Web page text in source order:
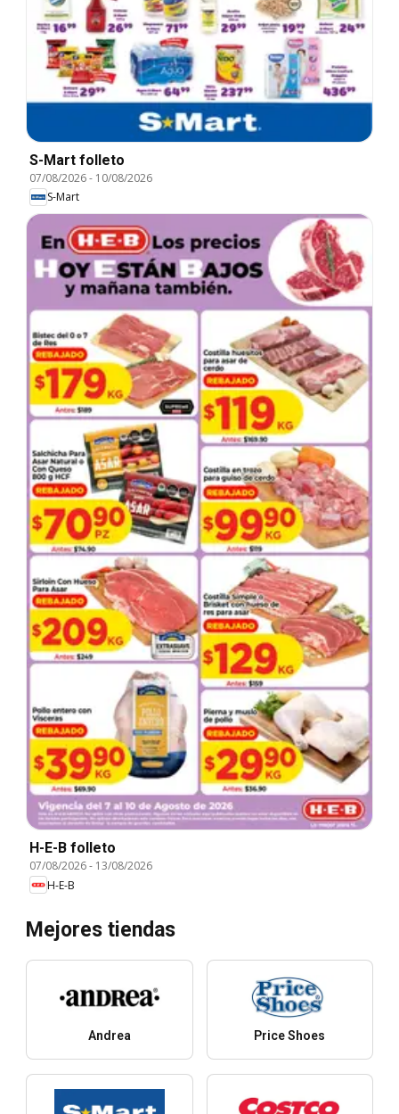
S-Mart folleto
07/08/2026- 10/08/2026
S-Mart
H-E-B folleto
07/08/2026- 13/08/2026
H-E-B
Mejores tiendas
Andrea Price Shoes